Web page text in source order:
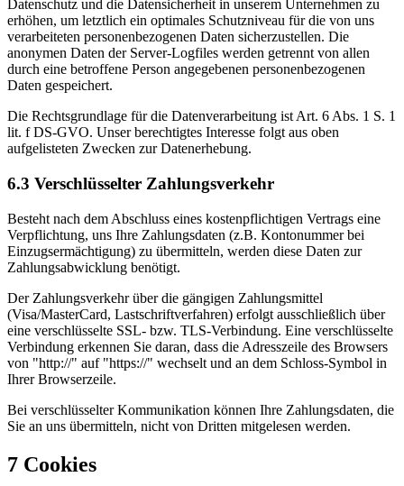
Datenschutz und die Datensicherheit in unserem Unternehmen zu
erhöhen, um letztlich ein optimales Schutzniveau für die von uns
verarbeiteten personenbezogenen Daten sicherzustellen. Die
anonymen Daten der Server-Logfiles werden getrennt von allen
durch eine betroffene Person angegebenen personenbezogenen
Daten gespeichert.
Die Rechtsgrundlage für die Datenverarbeitung ist Art. 6 Abs. 1 S. 1
lit. f DS-GVO. Unser berechtigtes Interesse folgt aus oben
aufgelisteten Zwecken zur Datenerhebung.
6.3 Verschlüsselter Zahlungsverkehr
Besteht nach dem Abschluss eines kostenpflichtigen Vertrags eine
Verpflichtung, uns Ihre Zahlungsdaten (z.B. Kontonummer bei
Einzugsermächtigung) zu übermitteln, werden diese Daten zur
Zahlungsabwicklung benötigt.
Der Zahlungsverkehr über die gängigen Zahlungsmittel
(Visa/MasterCard, Lastschriftverfahren) erfolgt ausschließlich über
eine verschlüsselte SSL- bzw. TLS-Verbindung. Eine verschlüsselte
Verbindung erkennen Sie daran, dass die Adresszeile des Browsers
von "http://" auf "https://" wechselt und an dem Schloss-Symbol in
Ihrer Browserzeile.
Bei verschlüsselter Kommunikation können Ihre Zahlungsdaten, die
Sie an uns übermitteln, nicht von Dritten mitgelesen werden.
7 Cookies